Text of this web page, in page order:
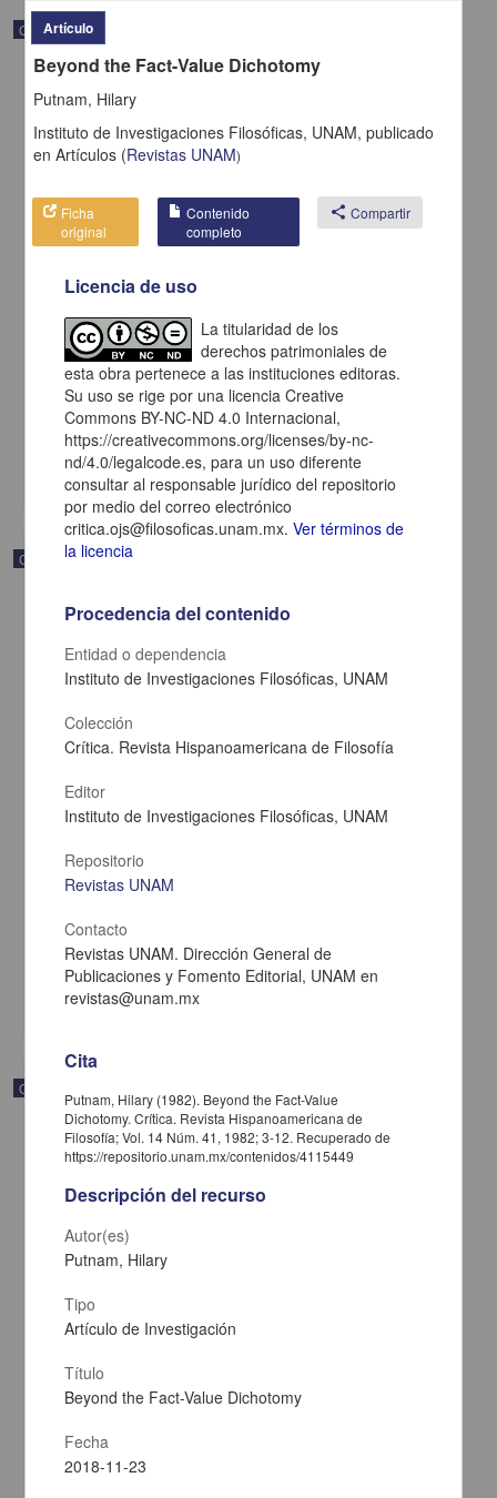
Correspondencia postal
Carta de H. C. Pitman a Francisco I. Madero en la que le solicita
una fotografía
Pitman, H. C.
[sin fecha]
Multidisciplina
Correspondencia postal
Carta de Zeferino Pérez, el general Antonio Rábago se encuentra
Pérez, Zeferino
[sin fecha]
Multidisciplina
Correspondencia postal
Carta de José María Maytorena a Francisco I. Madero en la que
informa se irá a la costa por prescripción médica
[sin fecha]
Artículo
Beyond the Fact-Value Dichotomy
Putnam, Hilary
Instituto de Investigaciones Filosóficas, UNAM, publicado
enArtículos (Revistas UNAM)
Ficha
original
Contenido
completo
share Compartir
Licencia de uso
La titularidad de los
derechos patrimoniales de
esta obra pertenece a las instituciones editoras.
Su uso se rige por una licencia Creative
Commons BY-NC-ND 4.0 Internacional,
https://creativecommons.org/licenses/by-nc-
nd/4.0/legalcode.es, para un uso diferente
consultar al responsable jurídico del repositorio
por medio del correo electrónico
critica.ojs@filosoficas.unam.mx.Ver términos de
la licencia
Procedencia del contenido
Entidad o dependencia
Instituto de Investigaciones Filosóficas, UNAM
Colección
Crítica. Revista Hispanoamericana de Filosofía
Editor
Instituto de Investigaciones Filosóficas, UNAM
Repositorio
Revistas UNAM
Contacto
Revistas UNAM. Dirección General de
Publicaciones y Fomento Editorial, UNAM en
revistas@unam.mx
Cita
Putnam, Hilary (1982). Beyond the Fact-Value
Dichotomy. Crítica. Revista Hispanoamericana de
Filosofía; Vol. 14 Núm. 41, 1982; 3-12. Recuperado de
https://repositorio.unam.mx/contenidos/4115449
Descripción del recurso
Autor(es)
Putnam, Hilary
Tipo
Artículo de Investigación
Título
Beyond the Fact-Value Dichotomy
Fecha
2018-11-23